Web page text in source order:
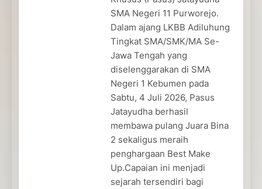
SMA Negeri 11 Purworejo.
Dalam ajang LKBB Adiluhung
Tingkat SMA/SMK/MA Se-
Jawa Tengah yang
diselenggarakan di SMA
Negeri 1 Kebumen pada
Sabtu, 4 Juli 2026, Pasus
Jatayudha berhasil
membawa pulang Juara Bina
2 sekaligus meraih
penghargaan Best Make
Up.Capaian ini menjadi
sejarah tersendiri bagi